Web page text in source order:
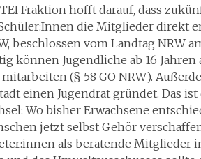
Fraktion hofft darauf, dass
die Mitglieder direkt
beschlossen vom Landtag NRW
können Jugendliche ab 16
(§ 58 GO NRW).
einen Jugendrat gründet. Das
Wo bisher Erwachsene
jetzt selbst Gehör
als beratende Mitglieder